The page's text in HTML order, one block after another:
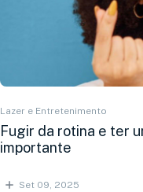
Lazer e Entretenimento
Fugir da rotina e ter
importante
Set 09, 2025